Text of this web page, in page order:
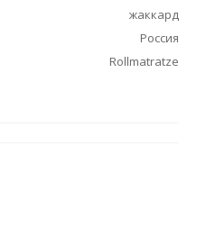
жаккард
Россия
Rollmatratze